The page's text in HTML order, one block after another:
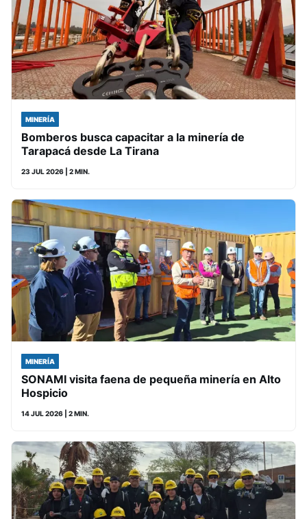
MINERÍA
Bomberos busca capacitar a la minería de
Tarapacá desde La Tirana
23 JUL 2026 | 2 MIN.
MINERÍA
SONAMI visita faena de pequeña minería en Alto
Hospicio
14 JUL 2026 | 2 MIN.